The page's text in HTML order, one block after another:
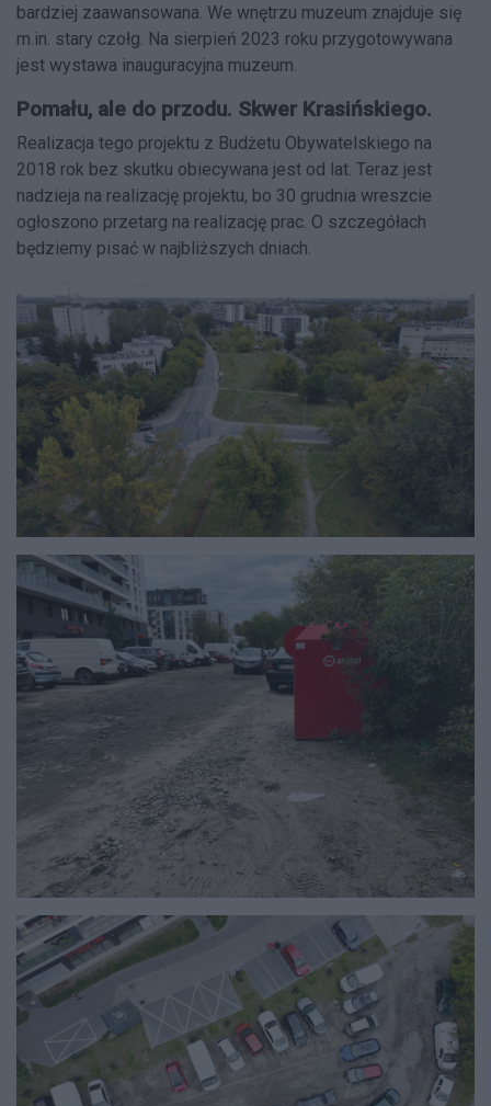
bardziej zaawansowana. We wnętrzu muzeum znajduje się
m.in. stary czołg. Na sierpień 2023 roku przygotowywana
jest wystawa inauguracyjna muzeum.
Pomału, ale do przodu. Skwer Krasińskiego.
Realizacja tego projektu z Budżetu Obywatelskiego na
2018 rok bez skutku obiecywana jest od lat. Teraz jest
nadzieja na realizację projektu, bo 30 grudnia wreszcie
ogłoszono przetarg na realizację prac. O szczegółach
będziemy pisać w najbliższych dniach.